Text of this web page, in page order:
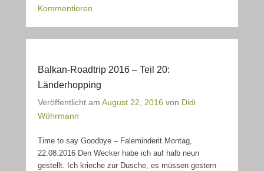
Kommentieren
Balkan-Roadtrip 2016 – Teil 20:
Länderhopping
Veröffentlicht am August 22, 2016 von Didi
Wöhrmann
Time to say Goodbye – Faleminderit Montag,
22.08.2016 Den Wecker habe ich auf halb neun
gestellt. Ich krieche zur Dusche, es müssen gestern